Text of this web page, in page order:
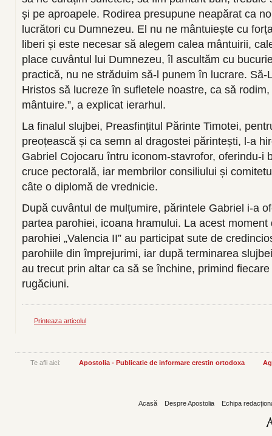
și pe aproapele. Rodirea presupune neapărat ca
lucrători cu Dumnezeu. El nu ne mântuiește cu
liberi și este necesar să alegem calea mântuirii,
place cuvântul lui Dumnezeu, îl ascultăm cu
practică, nu ne străduim să-l punem în lucrare. Să-
Hristos să lucreze în sufletele noastre, ca să
mântuire.”, a explicat ierarhul.
La finalul slujbei, Preasfințitul Părinte Timotei,
preoțească și ca semn al dragostei părintești, l-a
Gabriel Cojocaru întru iconom-stavrofor, oferindu-i
cruce pectorală, iar membrilor consiliului și
câte o diplomă de vrednicie.
După cuvântul de mulțumire, părintele Gabriel i-a
partea parohiei, icoana hramului. La acest moment
parohiei „Valencia II” au participat sute de
parohiile din împrejurimi, iar după terminarea
au trecut prin altar ca să se închine, primind
rugăciuni.
Printeaza articolul
Te afli aici: Apostolia - Publicatie de informare crestin ortodoxa
Acasă Despre Apostolia Echipa